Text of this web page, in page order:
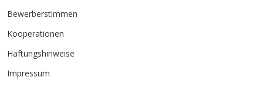
Bewerberstimmen
Kooperationen
Haftungshinweise
Impressum